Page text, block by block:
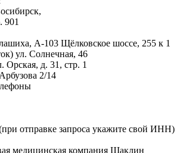
901
А-103 Щёлковское шоссе, 255 к 1
ул. Солнечная, 46
Орская, д. 31, стр. 1
2/14
отправке запроса укажите свой ИНН)
медицинская компания Шаклин